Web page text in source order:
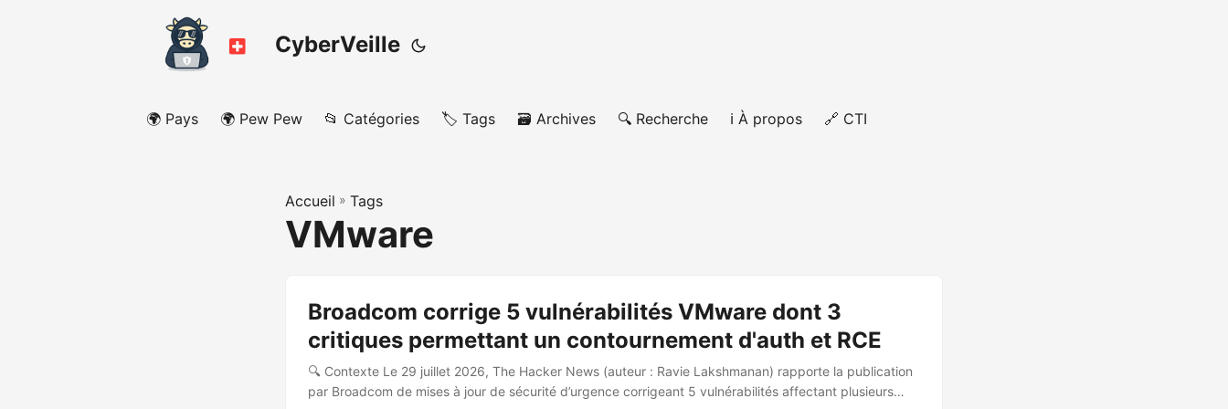
CyberVeille
🌍 Pays 🌍 Pew Pew 📂 Catégories 🏷️ Tags 🗃️ Archives 🔍 Recherche ℹ️ À propos 🔗 CTI
Accueil » Tags
VMware
Broadcom corrige 5 vulnérabilités VMware dont 3
critiques permettant un contournement d'auth et RCE
🔍 Contexte Le 29 juillet 2026, The Hacker News (auteur : Ravie Lakshmanan) rapporte la publication
par Broadcom de mises à jour de sécurité d’urgence corrigeant 5 vulnérabilités affectant plusieurs